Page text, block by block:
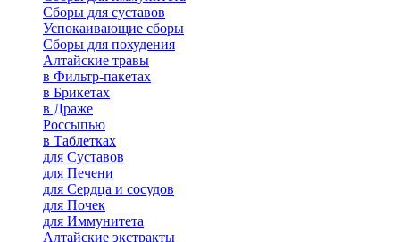
Сборы для суставов
Успокаивающие сборы
Сборы для похудения
Алтайские травы
в Фильтр-пакетах
в Брикетах
в Драже
Россыпью
в Таблетках
для Cуставов
для Печени
для Сердца и сосудов
для Почек
для Иммунитета
Алтайские экстракты